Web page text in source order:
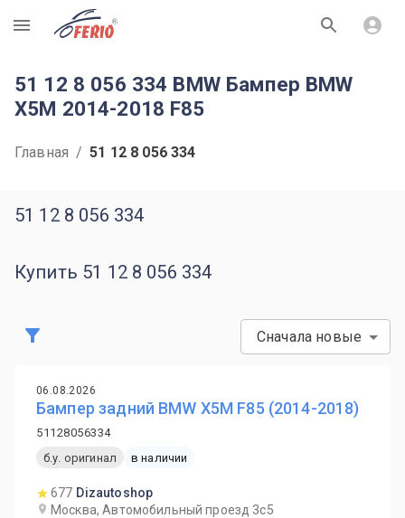
R
51 12 8 056 334 BMW Бампер BMW
X5M 2014-2018 F85
Главная / 51 12 8 056 334
51 12 8 056 334
Купить 51 12 8 056 334
Сначала новые
06.08.2026
Бампер задний BMW X5M F85 (2014-2018)
51128056334
б.у. оригинал
в наличии
677 Dizautoshop
Москва, Автомобильный проезд 3с5